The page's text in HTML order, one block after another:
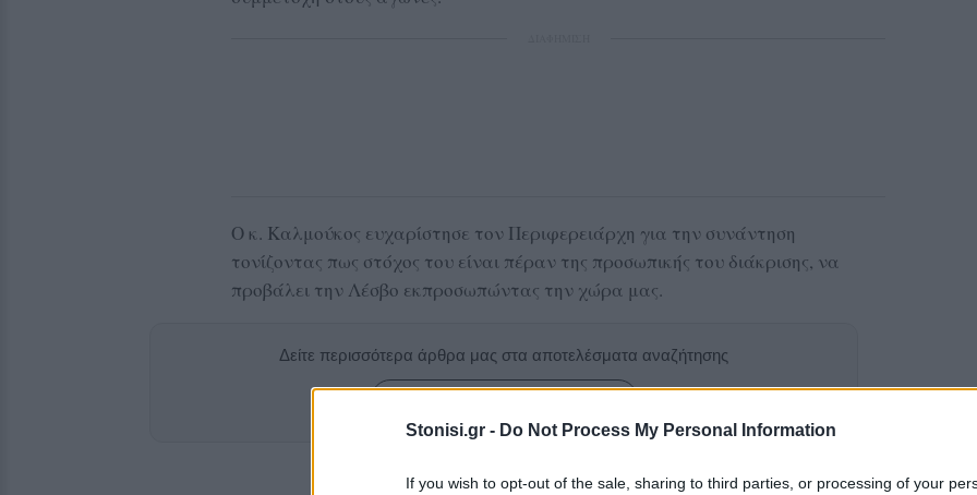
Stonisi.gr - Do Not Process My Personal Information
If you wish to opt-out of the sale, sharing to third parties, or processing of your
Ο κ. Καλμούκος ευχαρίστησε τον Περιφερειάρχη για την συνάντηση
τονίζοντας πως στόχος του είναι πέραν της προσωπικής του διάκρισης, να
προβάλει την Λέσβο εκπροσωπώντας την χώρα μας.
Δείτε περισσότερα άρθρα μας στα αποτελέσματα αναζήτησης